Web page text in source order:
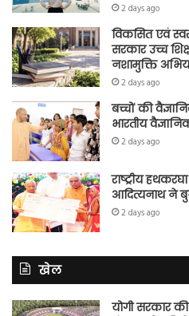
2 days ago
विकसित एवं
सरकार उच्च
नशामुक्ति
2 days ago
बच्चों की
भारतीय
2 days ago
राष्ट्रीय
आदित्यनाथ ने
2 days ago
खेल
योगी सरकार